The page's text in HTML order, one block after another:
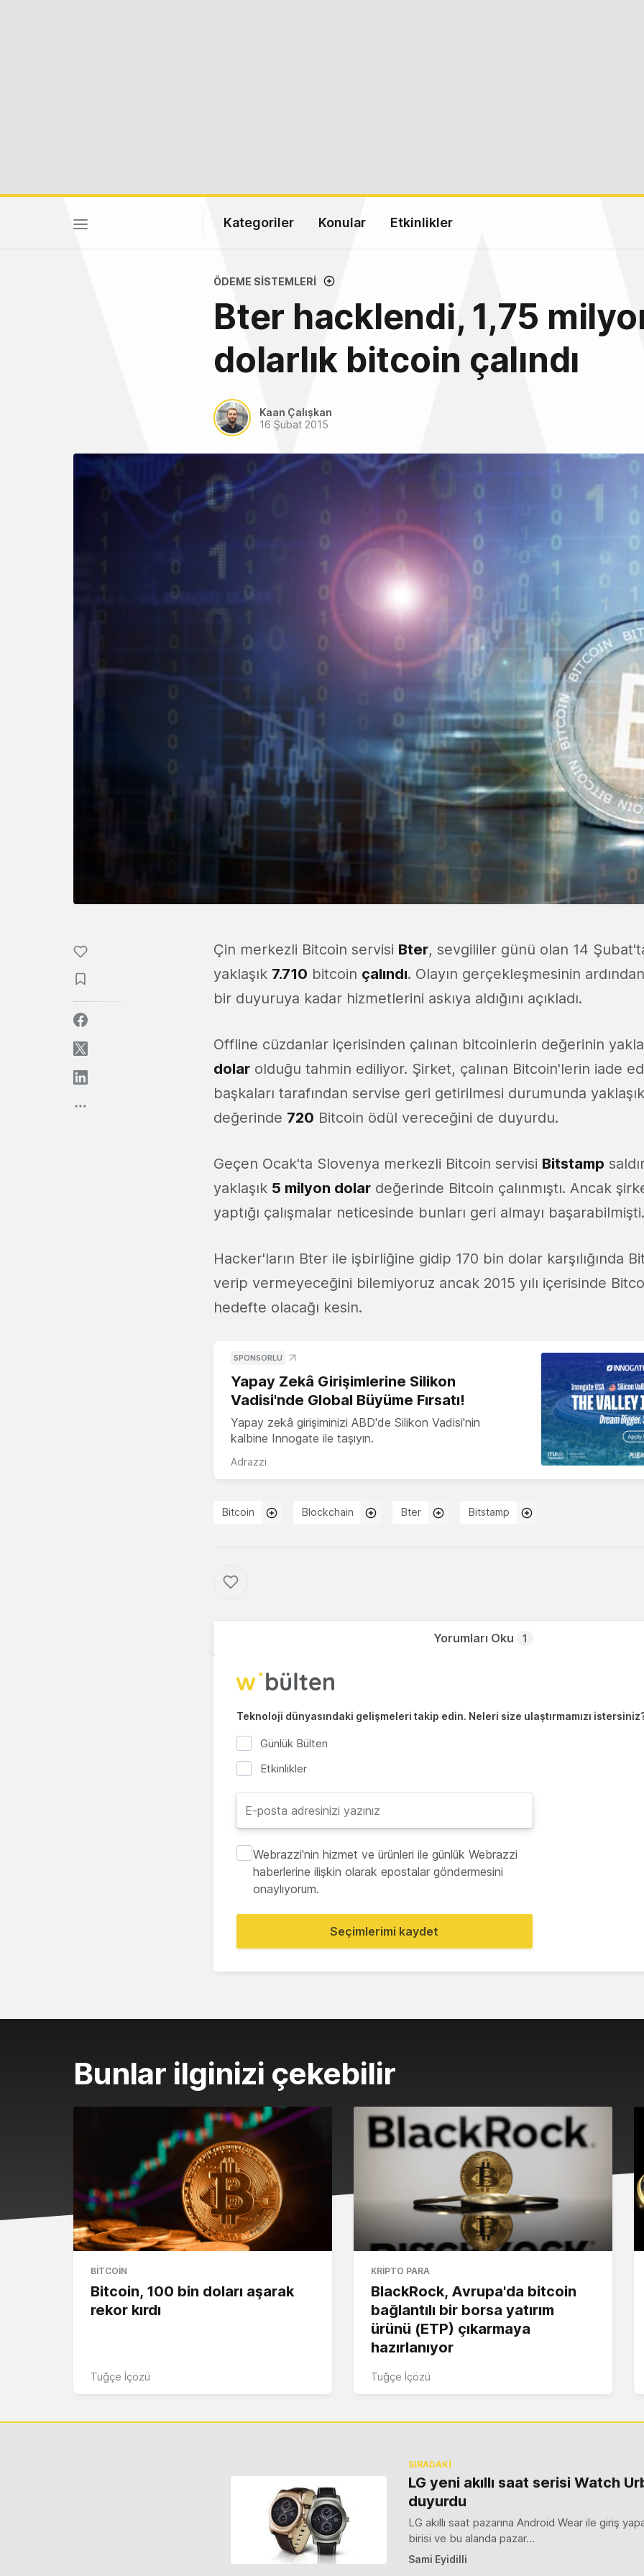
Kategoriler Konular Etkinlikler
ÖDEME SISTEMLERI
Bter hacklendi, 1,75
dolarlık bitcoin çalındı
Kaan Çalışkan
16 Şubat 2015
Çin merkezli Bitcoin servisi Bter, sevgililer günü olan 14
yaklaşık 7.710 bitcoin çalındı. Olayın gerçekleşmesinin
bir duyuruya kadar hizmetlerini askıya aldığını açıkladı.
Offline cüzdanlar içerisinden çalınan bitcoinlerin değerinin
dolar olduğu tahmin ediliyor. Şirket, çalınan Bitcoin'lerin iade
başkaları tarafından servise geri getirilmesi durumunda
değerinde 720 Bitcoin ödül vereceğini de duyurdu.
Geçen Ocak'ta Slovenya merkezli Bitcoin servisi Bitstamp
yaklaşık 5 milyon dolar değerinde Bitcoin çalınmıştı. Ancak
yaptığı çalışmalar neticesinde bunları geri almayı başarabilmişti.
Hacker'ların Bter ile işbirliğine gidip 170 bin dolar karşılığında
verip vermeyeceğini bilemiyoruz ancak 2015 yılı içerisinde
hedefte olacağı kesin.
SPONSORLU
Yapay Zekâ Girişimlerine Silikon
Vadisi'nde Global Büyüme Fırsatı!
Yapay zekâ girişiminizi ABD'de Silikon Vadisi'nin
kalbine Innogate ile taşıyın.
Adrazzi
Bitcoin Blockchain Bter Bitstamp
Yorumları Oku 1
Teknoloji dünyasındaki gelişmeleri takip edin. Neleri size ulaştırmamızı
Günlük Bülten
Etkinlikler
Webrazzi'nin hizmet ve ürünleri ile günlük Webrazzi
haberlerine ilişkin olarak epostalar göndermesini
onaylıyorum.
Seçimlerimi kaydet
Bunlar ilginizi çekebilir
BITCOIN
Bitcoin, 100 bin doları aşarak
rekor kırdı
Tuğçe İçözü
KRIPTO PARA
BlackRock, Avrupa'da bitcoin
bağlantılı bir borsa yatırım
ürünü (ETP) çıkarmaya
hazırlanıyor
Tuğçe İçözü
SIRADAKİ
LG yeni akıllı saat serisi Watch
duyurdu
LG akıllı saat pazarına Android Wear ile giriş
birisi ve bu alanda pazar…
Sami Eyidilli